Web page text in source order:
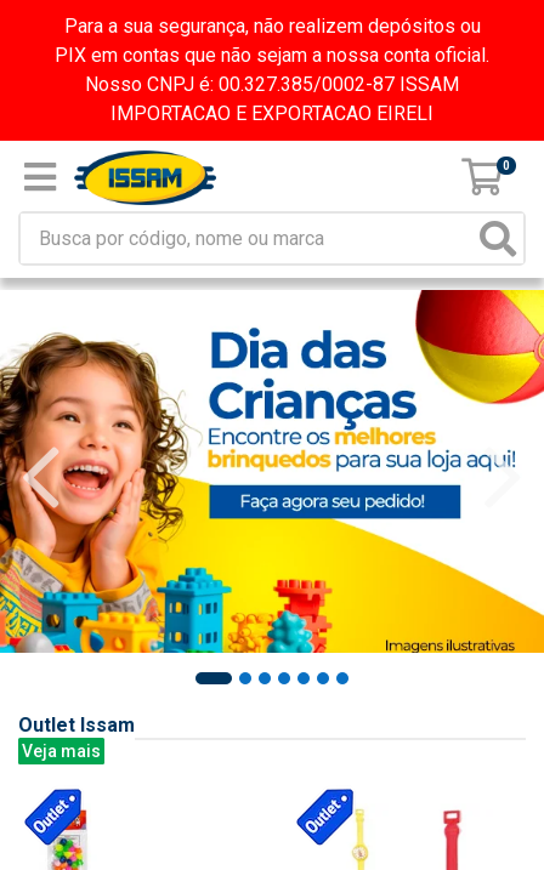
Para a sua segurança, não realizem depósitos ou
PIX em contas que não sejam a nossa conta oficial.
Nosso CNPJ é: 00.327.385/0002-87 ISSAM
IMPORTACAO E EXPORTACAO EIRELI
0
Outlet Issam
Veja mais